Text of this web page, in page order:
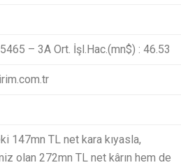
– 3A Ort. İşl.Hac.(mn$) : 46.53
147mn TL net kara kıyasla,
olan 272mn TL net kârın hem de